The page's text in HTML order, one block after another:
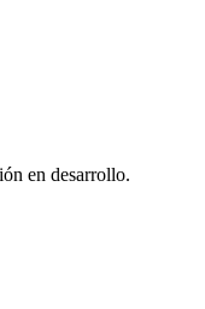
en desarrollo.